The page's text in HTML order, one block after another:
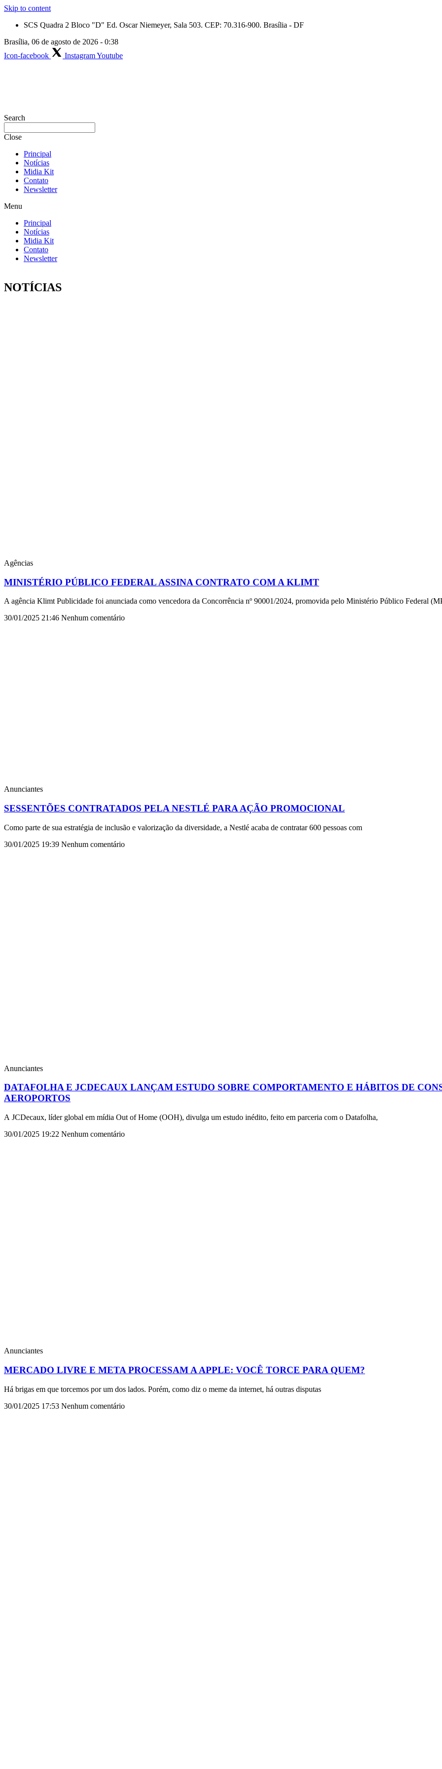
Skip to content
SCS Quadra 2 Bloco "D" Ed. Oscar Niemeyer, Sala 503. CEP: 70.316-900. Brasília - DF
Brasília, 06 de agosto de 2026 - 0:38
Icon-facebook
InstagramYoutube
Search
Close
Principal
Notícias
Midia Kit
Contato
Newsletter
Menu
Principal
Notícias
Midia Kit
Contato
Newsletter
NOTÍCIAS
Agências
MINISTÉRIO PÚBLICO FEDERAL ASSINA CONTRATO COM A KLIMT
A agência Klimt Publicidade foi anunciada como vencedora da Concorrência nº 90001/2024, promovida pelo Ministério Público Federal
30/01/2025 21:46 Nenhum comentário
Anunciantes
SESSENTÕES CONTRATADOS PELA NESTLÉ PARA AÇÃO PROMOCIONAL
Como parte de sua estratégia de inclusão e valorização da diversidade, a Nestlé acaba de contratar 600 pessoas com
30/01/2025 19:39 Nenhum comentário
Anunciantes
DATAFOLHA E JCDECAUX LANÇAM ESTUDO SOBRE COMPORTAMENTO E HÁBITOS DE
AEROPORTOS
A JCDecaux, líder global em mídia Out of Home (OOH), divulga um estudo inédito, feito em parceria com o Datafolha,
30/01/2025 19:22 Nenhum comentário
Anunciantes
MERCADO LIVRE E META PROCESSAM A APPLE: VOCÊ TORCE PARA QUEM?
Há brigas em que torcemos por um dos lados. Porém, como diz o meme da internet, há outras disputas
30/01/2025 17:53 Nenhum comentário